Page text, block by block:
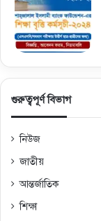
গুরুত্বপূর্ণ বিভাগ
নিউজ
জাতীয়
আন্তর্জাতিক
শিক্ষা